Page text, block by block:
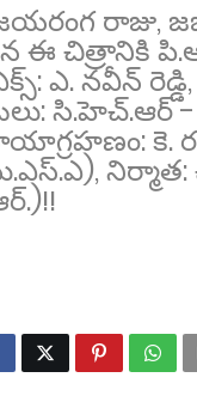
రాజు,
ఈ చిత్రానికి
ఎ. నవీన్
సి.హెచ్.ఆర్ -
కె.